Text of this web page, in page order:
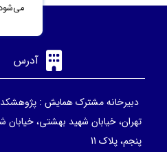
آدرس
دبیرخانه مشترک همایش :
تهران، خیابان شهید بهشتی، خیابان
پنجم، پلاک 11